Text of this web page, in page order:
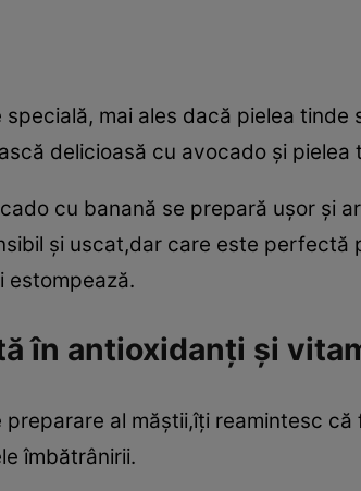
specială, mai ales dacă pielea
delicioasă cu avocado şi
cu banană se prepară uşor şi
şi uscat,dar care este
estompează.
în antioxidanţi şi
al măştii,îţi reamintesc
îmbătrânirii.